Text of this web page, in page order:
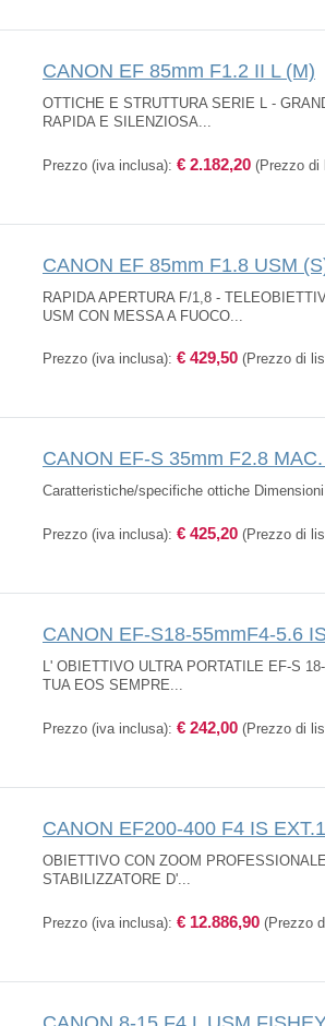
CANON EF 85mm F1.2 II L (M)
OTTICHE E STRUTTURA SERIE L -
RAPIDA E SILENZIOSA...
Prezzo (iva inclusa): € 2.182,20 (Prezzo di
CANON EF 85mm F1.8 USM
RAPIDA APERTURA F/1,8 -
USM CON MESSA A FUOCO...
Prezzo (iva inclusa): € 429,50 (Prezzo di
CANON EF-S 35mm F2.8
Caratteristiche/specifiche ottiche
Prezzo (iva inclusa): € 425,20 (Prezzo di
CANON EF-S18-55mmF4-5.6
L' OBIETTIVO ULTRA PORTATILE EF-S
TUA EOS SEMPRE...
Prezzo (iva inclusa): € 242,00 (Prezzo di
CANON EF200-400 F4 IS
OBIETTIVO CON ZOOM
STABILIZZATORE D'...
Prezzo (iva inclusa): € 12.886,90 (Prezzo